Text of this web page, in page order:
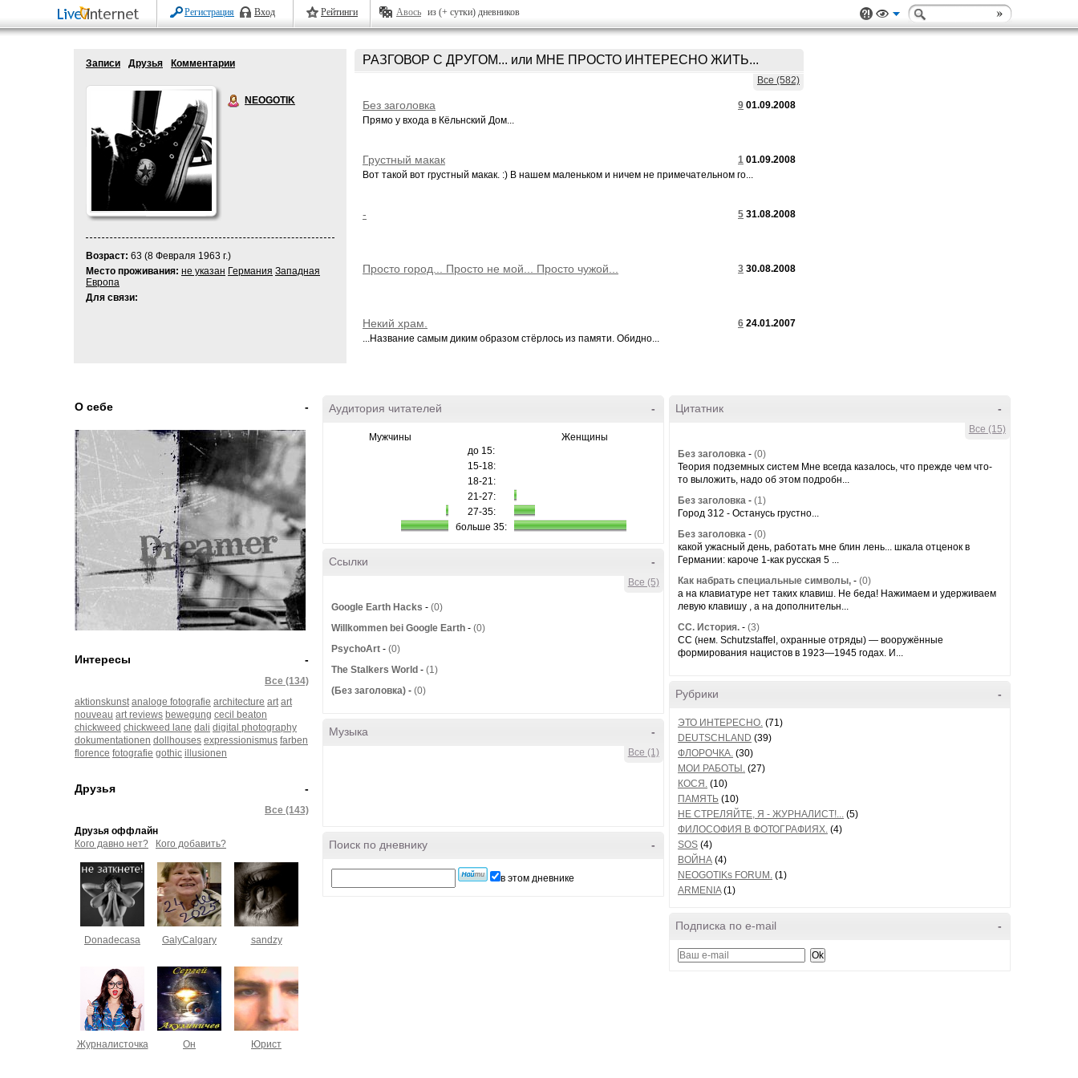
Регистрация Вход Рейтинги Авось из (+ сутки) дневников
Записи Друзья Комментарии
NEOGOTIK
Возраст: 63 (8 Февраля 1963 г.)
Место проживания: не указан Германия Западная
Европа
Для связи:
РАЗГОВОР С ДРУГОМ... или МНЕ ПРОСТО ИНТЕРЕСНО ЖИТЬ...
Все (582)
9 01.09.2008
Без заголовка
Прямо у входа в Кёльнский Дом...
1 01.09.2008
Грустный макак
Вот такой вот грустный макак. :) В нашем маленьком и ничем не примечательном го...
5 31.08.2008
-
3 30.08.2008
Просто город... Просто не мой... Просто чужой...
6 24.01.2007
Некий храм.
...Название самым диким образом стёрлось из памяти. Обидно...
-
О себе
-
Интересы
Все (134)
aktionskunst analoge fotografie architecture art art
nouveau art reviews bewegung cecil beaton
chickweed chickweed lane dali digital photography
dokumentationen dollhouses expressionismus farben
florence fotografie gothic illusionen
-
Друзья
Все (143)
Друзья оффлайн
Кого давно нет?
Кого добавить?
Donadecasa GalyCalgary sandzy
Журналисточка Он Юрист
-
Аудитория читателей
Мужчины
Женщины
до 15:
15-18:
18-21:
21-27:
27-35:
больше 35:
-
Ссылки
Все (5)
Google Earth Hacks - (0)
Willkommen bei Google Earth - (0)
PsychoArt - (0)
The Stalkers World - (1)
(Без заголовка) - (0)
-
Музыка
Все (1)
-
Поиск по дневнику
в этом дневнике
-
Цитатник
Все (15)
Без заголовка - (0)
Теория подземных систем Мне всегда казалось, что прежде чем что-
то выложить, надо об этом подробн...
Без заголовка - (1)
Город 312 - Останусь грустно...
Без заголовка - (0)
какой ужасный день, работать мне блин лень... шкала отценок в
Германии: кароче 1-как русская 5 ...
Как набрать специальные символы, - (0)
а на клавиатуре нет таких клавиш. Не беда! Нажимаем и удерживаем
левую клавишу , а на дополнительн...
CC. История. - (3)
СС (нем. Schutzstaffel, охранные отряды) — вооружённые
формирования нацистов в 1923—1945 годах. И...
-
Рубрики
ЭТО ИНТЕРЕСНО. (71)
DEUTSCHLAND (39)
ФЛОРОЧКА. (30)
МОИ РАБОТЫ. (27)
КОСЯ. (10)
ПАМЯТЬ (10)
НЕ СТРЕЛЯЙТЕ, Я - ЖУРНАЛИСТ!... (5)
ФИЛОСОФИЯ В ФОТОГРАФИЯХ. (4)
SOS (4)
ВОЙНА (4)
NEOGOTIKs FORUM. (1)
ARMENIA(1)
-
Подписка по e-mail